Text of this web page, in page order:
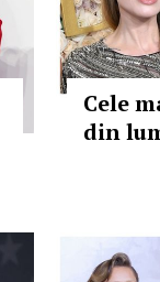
Cele
din